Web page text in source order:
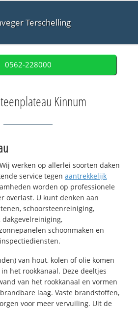
Terschelling
0562-228000
Kinnum
werken op allerlei soorten daken
service tegenaantrekkelijk
worden op professionele
overlast. U kunt denken aan
schoorsteenreiniging,
schoonmaken en
van hout, kolen of olie komen
het rookkanaal. Deze deeltjes
van het rookkanaal en vormen
laag. Vaste brandstoffen,
voor meer vervuiling. Uit de